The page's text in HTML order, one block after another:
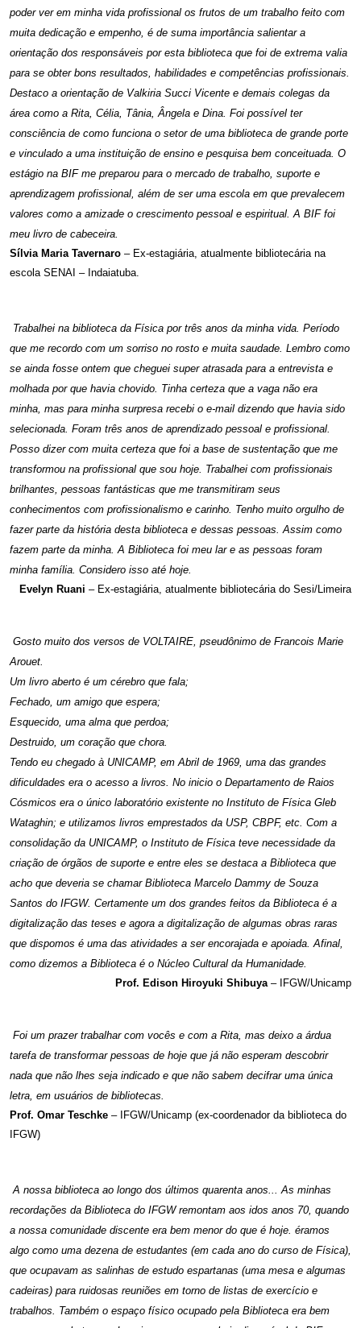
poder ver em minha vida profissional os frutos de um trabalho feito com
muita dedicação e empenho, é de suma importância salientar a
orientação dos responsáveis por esta biblioteca que foi de extrema valia
para se obter bons resultados, habilidades e competências profissionais.
Destaco a orientação de Valkiria Succi Vicente e demais colegas da
área como a Rita, Célia, Tânia, Ângela e Dina. Foi possível ter
consciência de como funciona o setor de uma biblioteca de grande porte
e vinculado a uma instituição de ensino e pesquisa bem conceituada. O
estágio na BIF me preparou para o mercado de trabalho, suporte e
aprendizagem profissional, além de ser uma escola em que prevalecem
valores como a amizade o crescimento pessoal e espiritual. A BIF foi
meu livro de cabeceira.
Sílvia Maria Tavernaro – Ex-estagiária, atualmente bibliotecária na
escola SENAI – Indaiatuba.
Trabalhei na biblioteca da Física por três anos da minha vida. Período
que me recordo com um sorriso no rosto e muita saudade. Lembro como
se ainda fosse ontem que cheguei super atrasada para a entrevista e
molhada por que havia chovido. Tinha certeza que a vaga não era
minha, mas para minha surpresa recebi o e-mail dizendo que havia sido
selecionada. Foram três anos de aprendizado pessoal e profissional.
Posso dizer com muita certeza que foi a base de sustentação que me
transformou na profissional que sou hoje. Trabalhei com profissionais
brilhantes, pessoas fantásticas que me transmitiram seus
conhecimentos com profissionalismo e carinho. Tenho muito orgulho de
fazer parte da história desta biblioteca e dessas pessoas. Assim como
fazem parte da minha. A Biblioteca foi meu lar e as pessoas foram
minha família. Considero isso até hoje.
Evelyn Ruani – Ex-estagiária, atualmente bibliotecária do Sesi/Limeira
Gosto muito dos versos de VOLTAIRE, pseudônimo de Francois Marie
Arouet.
Um livro aberto é um cérebro que fala;
Fechado, um amigo que espera;
Esquecido, uma alma que perdoa;
Destruido, um coração que chora.
Tendo eu chegado à UNICAMP, em Abril de 1969, uma das grandes
dificuldades era o acesso a livros. No inicio o Departamento de Raios
Cósmicos era o único laboratório existente no Instituto de Física Gleb
Wataghin; e utilizamos livros emprestados da USP, CBPF, etc. Com a
consolidação da UNICAMP, o Instituto de Física teve necessidade da
criação de órgãos de suporte e entre eles se destaca a Biblioteca que
acho que deveria se chamar Biblioteca Marcelo Dammy de Souza
Santos do IFGW. Certamente um dos grandes feitos da Biblioteca é a
digitalização das teses e agora a digitalização de algumas obras raras
que dispomos é uma das atividades a ser encorajada e apoiada. Afinal,
como dizemos a Biblioteca é o Núcleo Cultural da Humanidade.
Prof. Edison Hiroyuki Shibuya – IFGW/Unicamp
Foi um prazer trabalhar com vocês e com a Rita, mas deixo a árdua
tarefa de transformar pessoas de hoje que já não esperam descobrir
nada que não lhes seja indicado e que não sabem decifrar uma única
letra, em usuários de bibliotecas.
Prof. Omar Teschke – IFGW/Unicamp (ex-coordenador da biblioteca do
IFGW)
A nossa biblioteca ao longo dos últimos quarenta anos... As minhas
recordações da Biblioteca do IFGW remontam aos idos anos 70, quando
a nossa comunidade discente era bem menor do que é hoje. éramos
algo como uma dezena de estudantes (em cada ano do curso de Física),
que ocupavam as salinhas de estudo espartanas (uma mesa e algumas
cadeiras) para ruidosas reuniões em torno de listas de exercício e
trabalhos. Também o espaço físico ocupado pela Biblioteca era bem